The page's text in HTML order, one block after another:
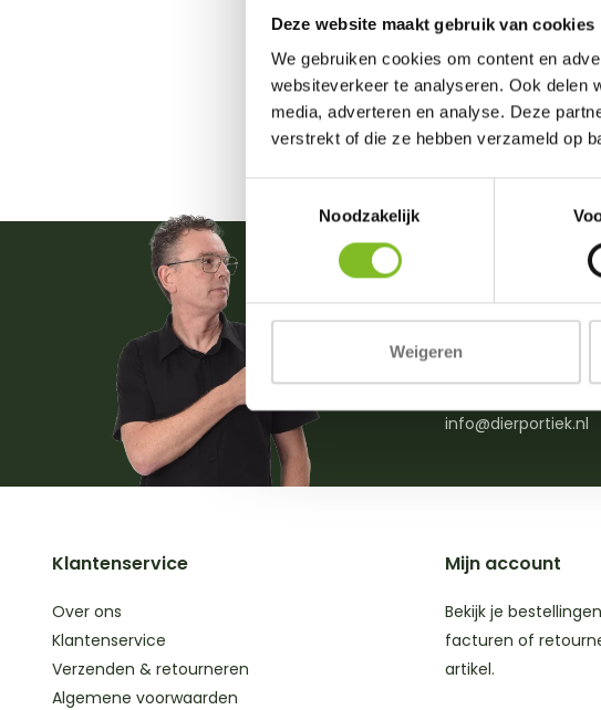
Deze website maakt gebruik van cookies
We gebruiken cookies om content en
websiteverkeer te analyseren. Ook delen
media, adverteren en analyse. Deze
verstrekt of die ze hebben verzameld op
Noodzakelijk
Weigeren
€6,95
Incl. btw
Vragen of
0031 (0)174 512203
(ma. t/m zat. van
info@dierportiek.nl
Klantenservice
Over ons
Klantenservice
Verzenden & retourneren
Algemene voorwaarden
Mijn account
Bekijk je
facturen of
artikel.